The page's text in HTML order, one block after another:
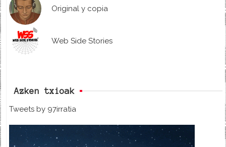
Original y copia
Web Side Stories
Azken txioak
Tweets by 97irratia